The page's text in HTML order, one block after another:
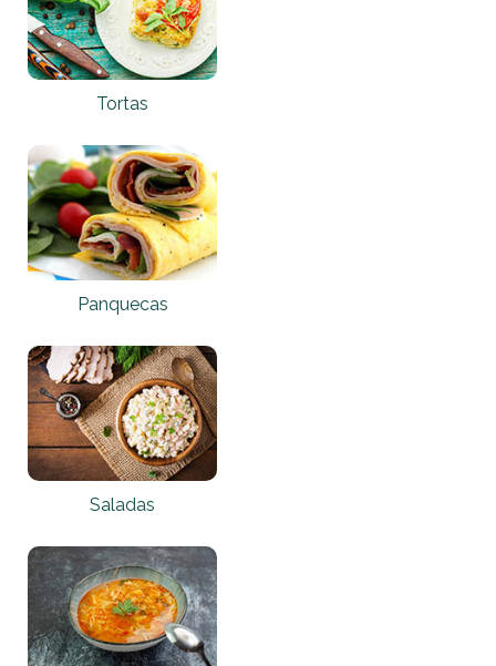
Tortas
Panquecas
Saladas